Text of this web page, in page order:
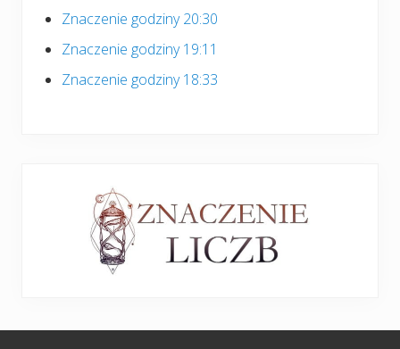
Znaczenie godziny 20:30
Znaczenie godziny 19:11
Znaczenie godziny 18:33